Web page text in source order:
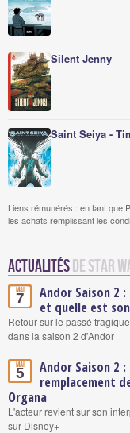
Silent Jenny
Saint Seiya -
Liens rémunérés : en tant que
les achats remplissant les
Actualités de Star
Mai
7
Andor Saison 2
et quelle est
Retour sur le passé
dans la saison 2 d'Andor
Mai
5
Andor Saison 2
remplacement
Organa
L'acteur revient sur son
sur Disney+